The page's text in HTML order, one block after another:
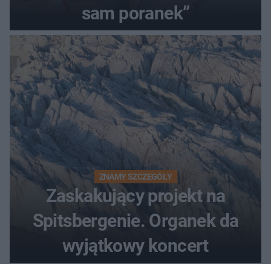
sam poranek”
ZNAMY SZCZEGÓŁY
Zaskakujący projekt na
Spitsbergenie. Organek da
wyjątkowy koncert